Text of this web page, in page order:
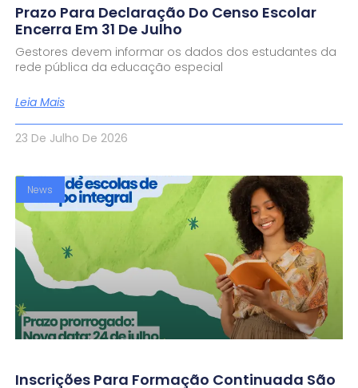
Prazo Para Declaração Do Censo Escolar
Encerra Em 31 De Julho
Gestores devem informar os dados dos estudantes da
rede pública da educação especial
Leia Mais
23 De Julho De 2026
News
Inscrições Para Formação Continuada São